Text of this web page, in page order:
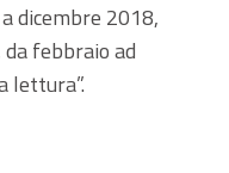
dicembre 2018,
febbraio ad
lettura”.